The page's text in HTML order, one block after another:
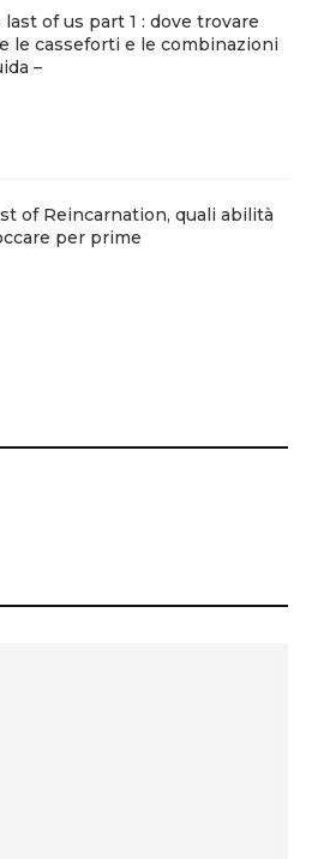
last of us part 1 : dove trovare
le casseforti e le combinazioni
–
of Reincarnation, quali abilità
per prime